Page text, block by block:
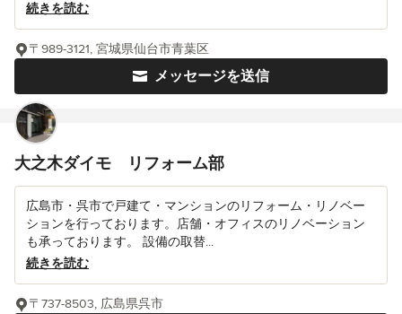
続きを読む
メッセージを送信
〒989-3121, 宮城県仙台市青葉区
大之木ダイモ リフォーム部
広島市・呉市で戸建て・マンションのリフォーム・リノベー
ションを行っております。店舗・オフィスのリノベーション
も承っております。 設備の取替...
続きを読む
〒737-8503, 広島県呉市